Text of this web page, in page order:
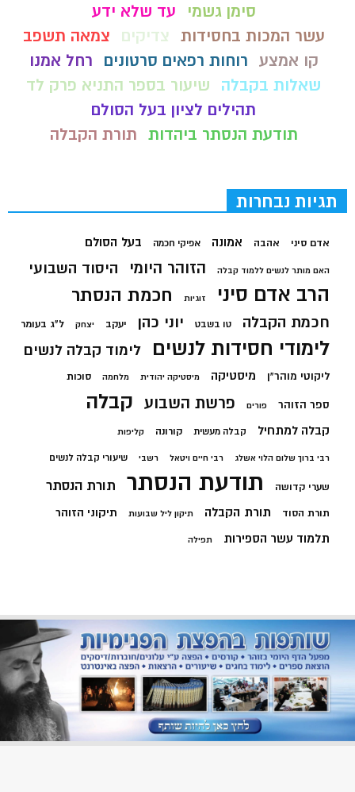
סימן גשמי
עד שלא ידע
עשר המכות בחסידות
צדיקים
צמאה תשפב
קו אמצע רוחות רפאים סרטונים
רחל אמנו
שאלות בקבלה
שיעור בספר התניא פרק לד
תהילים לציון בעל הסולם
תודעת הנסתר ביהדות תורת הקבלה
תגיות נבחרות
אדם סיני אהבה אמונה אפיקי חכמה בעל הסולם
האם מותר לנשים ללמוד קבלה הזוהר היומי היסוד השבועי
הרב אדם סיני זוגיות חכמת הנסתר
חכמת הקבלה טו בשבט יוני כהן יעקב יצחק ל"ג בעומר
לימודי חסידות לנשים לימוד קבלה לנשים
ליקוטי מוהר"ן מיסטיקה מיסטיקה יהודית מלחמה סוכות
ספר הזוהר פורים פרשת השבוע קבלה
קבלה למתחיל קבלה מעשית קורונה קליפות
רבי ברוך שלום הלוי אשלג רבי חיים ויטאל רשבי שיעורי קבלה לנשים
שערי קדושה תודעת הנסתר תורת הנסתר
תורת הסוד תורת הקבלה תיקון ליל שבועות תיקוני הזוהר
תלמוד עשר הספירות תפילה